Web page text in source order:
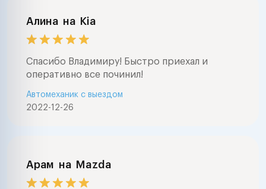
Алина на Kia
Спасибо Владимиру! Быстро приехал и
оперативно все починил!
2022-12-26
Автомеханик с выездом
Арам на Mazda